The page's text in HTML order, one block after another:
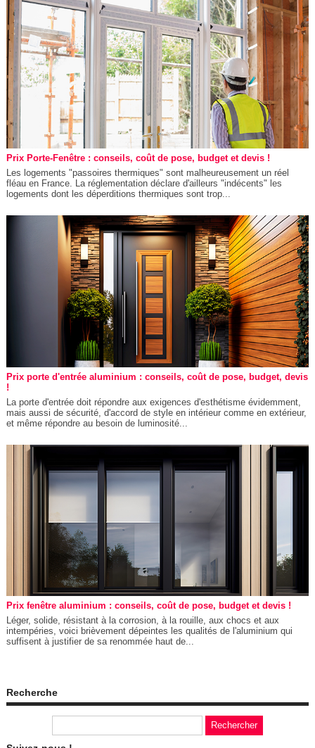
Prix Porte-Fenêtre : conseils, coût de pose, budget et devis !
Les logements "passoires thermiques" sont malheureusement un réel
fléau en France. La réglementation déclare d'ailleurs "indécents" les
logements dont les déperditions thermiques sont trop...
Prix porte d'entrée aluminium : conseils, coût de pose, budget, devis
!
La porte d'entrée doit répondre aux exigences d'esthétisme évidemment,
mais aussi de sécurité, d'accord de style en intérieur comme en extérieur,
et même répondre au besoin de luminosité...
Prix fenêtre aluminium : conseils, coût de pose, budget et devis !
Léger, solide, résistant à la corrosion, à la rouille, aux chocs et aux
intempéries, voici brièvement dépeintes les qualités de l'aluminium qui
suffisent à justifier de sa renommée haut de...
Recherche